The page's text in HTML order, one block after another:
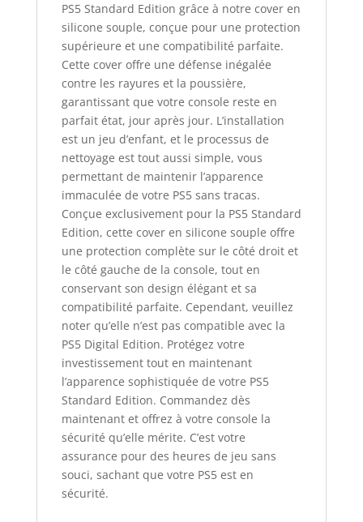
PS5 Standard Edition grâce à notre cover en
silicone souple, conçue pour une protection
supérieure et une compatibilité parfaite.
Cette cover offre une défense inégalée
contre les rayures et la poussière,
garantissant que votre console reste en
parfait état, jour après jour. L’installation
est un jeu d’enfant, et le processus de
nettoyage est tout aussi simple, vous
permettant de maintenir l’apparence
immaculée de votre PS5 sans tracas.
Conçue exclusivement pour la PS5 Standard
Edition, cette cover en silicone souple offre
une protection complète sur le côté droit et
le côté gauche de la console, tout en
conservant son design élégant et sa
compatibilité parfaite. Cependant, veuillez
noter qu’elle n’est pas compatible avec la
PS5 Digital Edition. Protégez votre
investissement tout en maintenant
l’apparence sophistiquée de votre PS5
Standard Edition. Commandez dès
maintenant et offrez à votre console la
sécurité qu’elle mérite. C’est votre
assurance pour des heures de jeu sans
souci, sachant que votre PS5 est en
sécurité.